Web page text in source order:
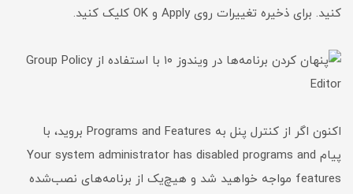
کنید. برای ذخیره تغییرات روی Apply و OK کلیک کنید.
اکنون اگر از کنترل پنل به Programs and Features بروید، با
پیام Your system administrator has disabled programs and
features مواجه خواهید شد و هیچ‌یک از برنامه‌های نصب‌شده